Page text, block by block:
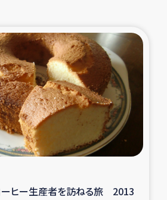
ィモール豪雨緊急支援
による洪水被災者支援
カオ生産者支援事業
難民・帰還民の生活再建支援
おけるシリア難民支援事業
スラウェシの地震・津波被災者支援
ヒー生産者を訪ねる旅 2013